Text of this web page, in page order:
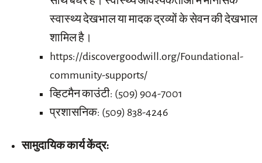
स्वास्थ्य देखभाल या मादक द्रव्यों के सेवन की देखभाल
शामिल है।
https://discovergoodwill.org/Foundational-
community-supports/
व्हिटमैन काउंटी: (509) 904-7001
प्रशासनिक: (509) 838-4246
सामुदायिक कार्य केंद्र: